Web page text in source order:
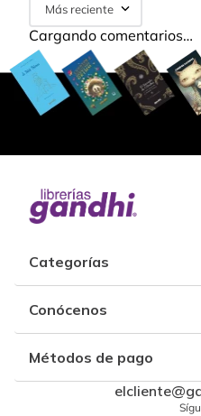
Más reciente
Cargando comentarios…
Categorías
Conócenos
Métodos de pago